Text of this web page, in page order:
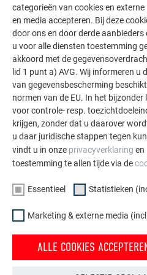
De PREFA referentiegallerij
aluminium kan worden
indrukwekkende projecten
aluminiumoplossingen voor
gevel.
MEER REFERENTIES BEKIJKEN
categorieën van cookies en
en media accepteren. Bij deze
door ons en door derde aanbieders
u voor alle diensten toestemming
akkoord met de
lid 1 punt a) AVG. Wij informeren u
van gegevensbescherming
normen van de EU. In het
voor controle- resp.
krijgen, zonder dat u daarover
u daar juridische stappen tegen
vindt u in onze privacyverklaring en
toestemming te allen tijde via de
Essentieel Statistieken
Marketing & externe media
ALLE COOKIES